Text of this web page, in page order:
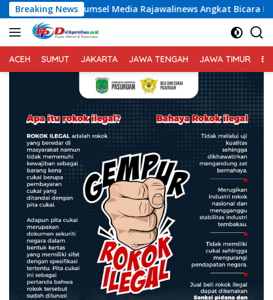
Langsung
ke
konten
Breaking News
Media Rajawalinews Angkat Bicara Dugaan Penggelapan
ACEH SUMUT JAKARTA JAWA TENGAH JAWA TIMUR